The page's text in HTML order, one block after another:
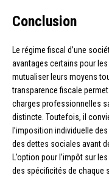
Conclusion
Le régime fiscal d’une
avantages certains pour
mutualiser leurs moyens
transparence fiscale
charges professionnelles
distincte. Toutefois, il
l’imposition individuelle
des dettes sociales avant
L’option pour l’impôt sur
des spécificités de chaque